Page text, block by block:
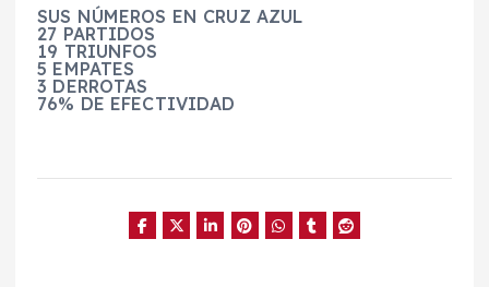
SUS NÚMEROS EN CRUZ AZUL
27 PARTIDOS
19 TRIUNFOS
5 EMPATES
3 DERROTAS
76% DE EFECTIVIDAD